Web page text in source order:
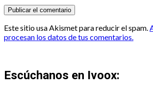
Este sitio usa Akismet para reducir el spam.
procesan los datos de tus comentarios.
Escúchanos en Ivoox: